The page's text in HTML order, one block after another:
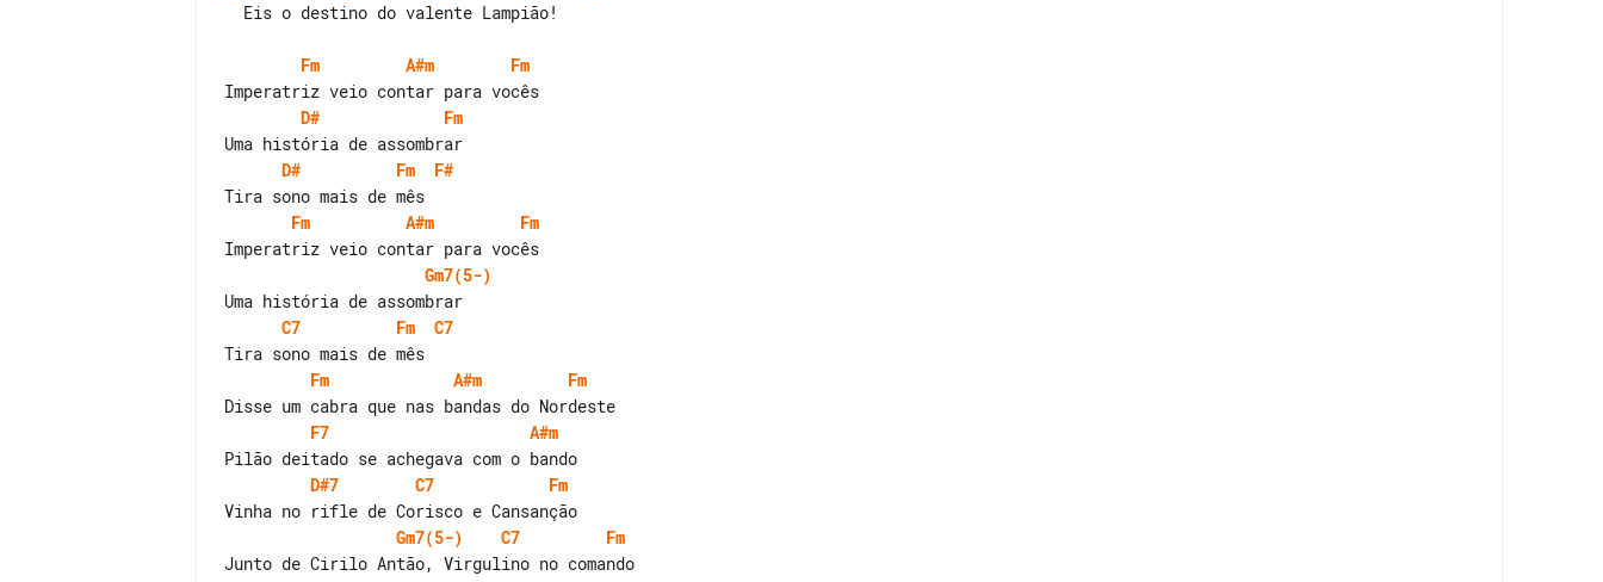
Fm A#m
Fm
D#
Fm
D#
Fm
F#
Fm
A#m
Fm
Gm7(5-)
C7
Fm
C7
Fm
A#m
Fm
F7
A#m
D#7
C7
Fm
Gm7(5-)
C7
Fm
Junto de Cirilo Antão, Virgulino no comando